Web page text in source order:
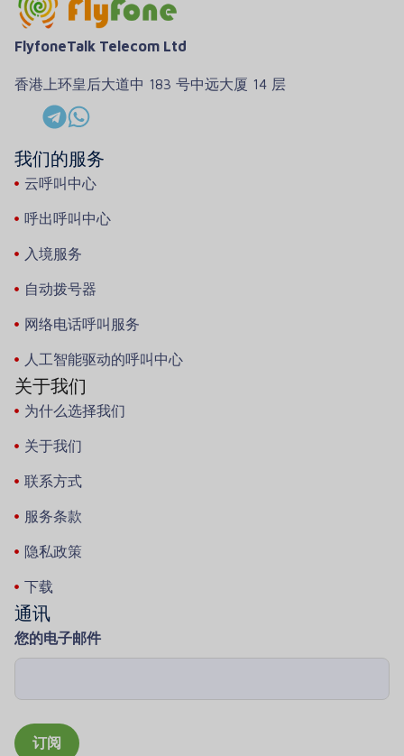
FlyfoneTalk Telecom Ltd
香港上环皇后大道中 183 号中远大厦 14 层
我们的服务
云呼叫中心
呼出呼叫中心
入境服务
自动拨号器
网络电话呼叫服务
人工智能驱动的呼叫中心
关于我们
为什么选择我们
关于我们
联系方式
服务条款
隐私政策
下载
通讯
您的电子邮件